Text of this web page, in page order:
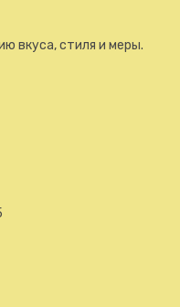
вкуса, стиля и меры.